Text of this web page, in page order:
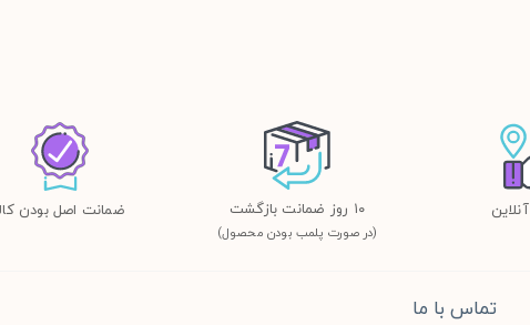
١٠ روز ضمانت بازگشت
(در صورت پلمب بودن محصول)
ضمانت اصل بودن
تماس با ما